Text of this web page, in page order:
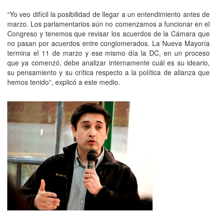
“Yo veo difícil la posibilidad de llegar a un entendimiento antes de
marzo. Los parlamentarios aún no comenzamos a funcionar en el
Congreso y tenemos que revisar los acuerdos de la Cámara que
no pasan por acuerdos entre conglomerados. La Nueva Mayoría
termina el 11 de marzo y ese mismo día la DC, en un proceso
que ya comenzó, debe analizar internamente cuál es su ideario,
su pensamiento y su crítica respecto a la política de alianza que
hemos tenido”, explicó a este medio.